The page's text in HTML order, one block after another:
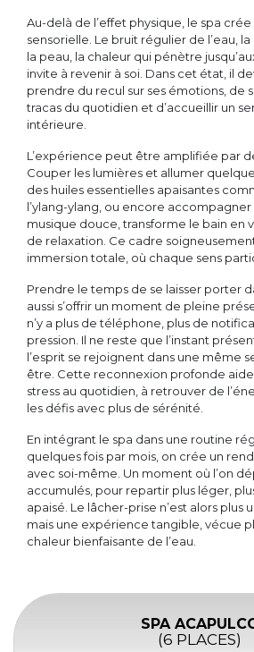
Au-delà de l’effet physique, le spa
sensorielle. Le bruit régulier de l’eau,
la peau, la chaleur qui pénètre
invite à revenir à soi. Dans cet état, il
prendre du recul sur ses émotions, de
tracas du quotidien et d’accueillir un
intérieure.
L’expérience peut être amplifiée par
Couper les lumières et allumer
des huiles essentielles apaisantes
l’ylang-ylang, ou encore
musique douce, transforme le bain en
de relaxation. Ce cadre
immersion totale, où chaque sens
Prendre le temps de se laisser porter
aussi s’offrir un moment de pleine
n’y a plus de téléphone, plus de
pression. Il ne reste que l’instant
l’esprit se rejoignent dans une même
être. Cette reconnexion profonde
stress au quotidien, à retrouver de
les défis avec plus de sérénité.
En intégrant le spa dans une routine
quelques fois par mois, on crée un
avec soi-même. Un moment où l’on
accumulés, pour repartir plus léger,
apaisé. Le lâcher-prise n’est alors plus
mais une expérience tangible, vécue
chaleur bienfaisante de l’eau.
SPA
(6 PLACES)